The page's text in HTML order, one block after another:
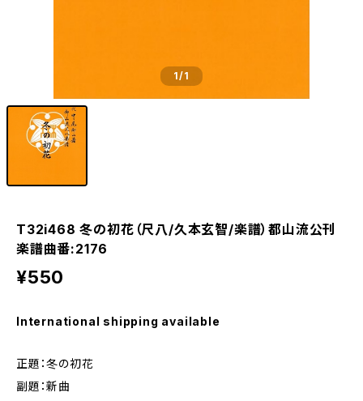
1/1
T32i468 冬の初花（尺八/久本玄智/楽譜）都山流公刊
楽譜曲番:2176
¥550
International shipping available
正題：冬の初花
副題：新曲